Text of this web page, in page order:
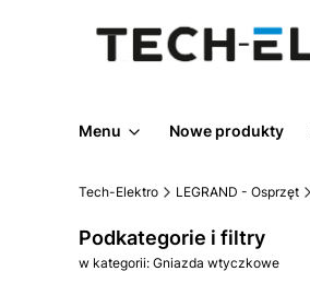
Menu Nowe produkty
Tech-Elektro LEGRAND - Osprzęt
Podkategorie i filtry
w kategorii: Gniazda wtyczkowe